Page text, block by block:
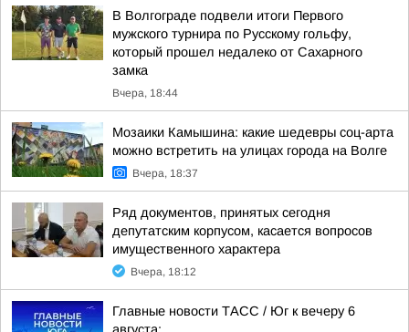
В Волгограде подвели итоги Первого
мужского турнира по Русскому гольфу,
который прошел недалеко от Сахарного
замка
Вчера, 18:44
Мозаики Камышина: какие шедевры соц-арта
можно встретить на улицах города на Волге
Вчера, 18:37
Ряд документов, принятых сегодня
депутатским корпусом, касается вопросов
имущественного характера
Вчера, 18:12
Главные новости ТАСС / Юг к вечеру 6